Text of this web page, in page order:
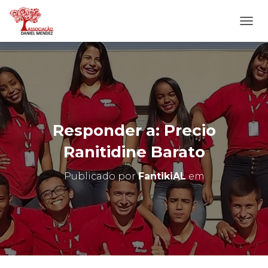
L
T
E
R
N
A
N
A
E
G
O
Responder a: Precio
Ranitidine Barato
Publicado porFantikiALem